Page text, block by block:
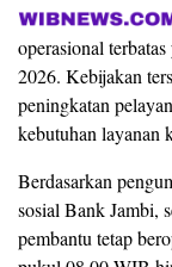
operasional
2026. Kebijakan
peningkatan
kebutuhan layanan
Berdasarkan
sosial Bank Jambi,
pembantu tetap